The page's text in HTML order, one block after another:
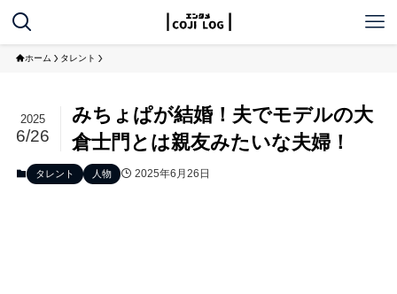
ホーム タレント
みちょぱが結婚！夫でモデルの大
倉士門とは親友みたいな夫婦！
2025
6/26
タレント 人物 2025年6月26日